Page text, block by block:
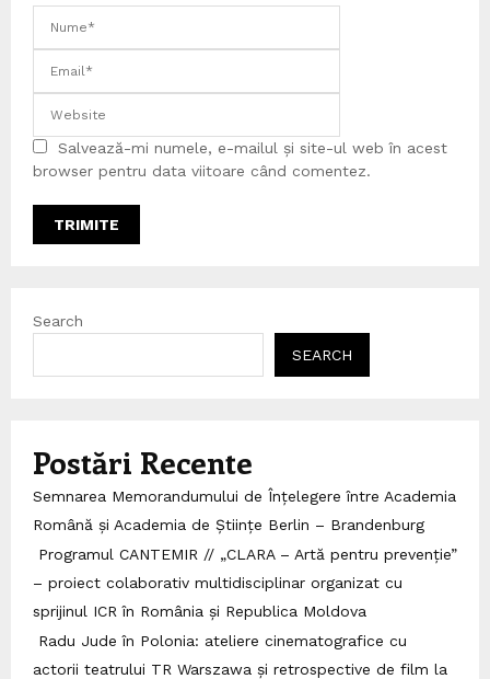
Salvează-mi numele, e-mailul și site-ul web în acest
browser pentru data viitoare când comentez.
Search
SEARCH
Postări Recente
Semnarea Memorandumului de Înțelegere între Academia
Română și Academia de Științe Berlin – Brandenburg
Programul CANTEMIR // „CLARA – Artă pentru prevenție”
– proiect colaborativ multidisciplinar organizat cu
sprijinul ICR în România și Republica Moldova
Radu Jude în Polonia: ateliere cinematografice cu
actorii teatrului TR Warszawa și retrospective de film la